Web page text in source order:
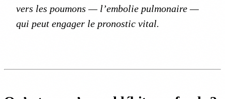
vers les poumons — l’embolie pulmonaire —
qui peut engager le pronostic vital.